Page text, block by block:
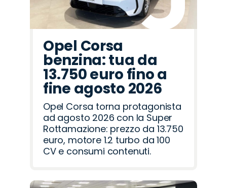
Opel Corsa
benzina: tua da
13.750 euro fino a
fine agosto 2026
Opel Corsa torna protagonista
ad agosto 2026 con la Super
Rottamazione: prezzo da 13.750
euro, motore 1.2 turbo da 100
CV e consumi contenuti.